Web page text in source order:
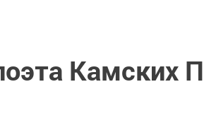
Камских